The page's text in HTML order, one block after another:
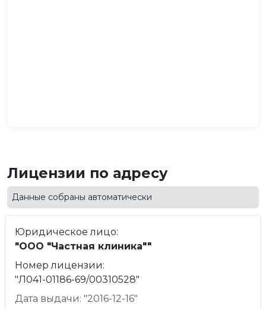
Лицензии по адресу
Данные собраны автоматически
Юридическое лицо:
"ООО "Частная клиника""
Номер лицензии:
"Л041-01186-69/00310528"
Дата выдачи: "2016-12-16"